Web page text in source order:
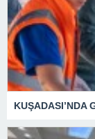
KUŞADASI’NDA